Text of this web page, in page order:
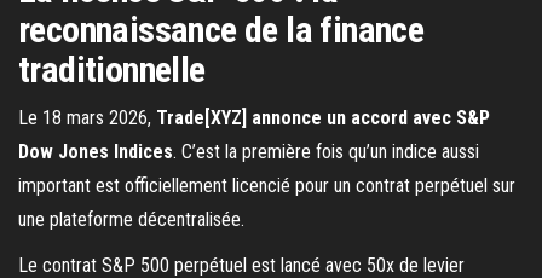
reconnaissance de la finance
traditionnelle
Le 18 mars 2026, Trade[XYZ] annonce un accord avec S&P
Dow Jones Indices. C’est la première fois qu’un indice aussi
important est officiellement licencié pour un contrat perpétuel sur
une plateforme décentralisée.
Le contrat S&P 500 perpétuel est lancé avec 50x de levier